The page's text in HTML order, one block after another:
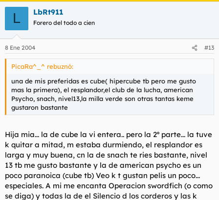
L LbRt911
Forero del todo a cien
8 Ene 2004 #13
PicaRa^_^ rebuznó:
una de mis preferidas es cube( hipercube tb pero me gusto
mas la primera), el resplandor,el club de la lucha, american
Psycho, snach, nivel13,la milla verde son otras tantas keme
gustaron bastante
Hija mia... la de cube la vi entera.. pero la 2º parte... la tuve
k quitar a mitad, m estaba durmiendo, el resplandor es
larga y muy buena, cn la de snach te ries bastante, nivel
13 tb me gusto bastante y la de american psycho es un
poco paranoica (cube tb) Veo k t gustan pelis un poco...
especiales. A mi me encanta Operacion swordfich (o como
se diga) y todas la de el Silencio d los corderos y las k